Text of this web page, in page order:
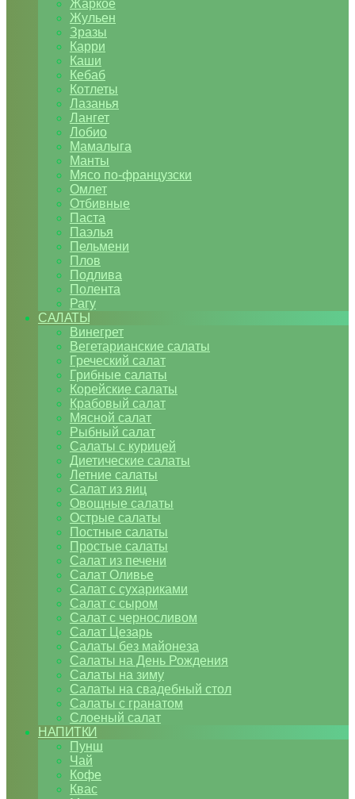
Жаркое
Жульен
Зразы
Карри
Каши
Кебаб
Котлеты
Лазанья
Лангет
Лобио
Мамалыга
Манты
Мясо по-французски
Омлет
Отбивные
Паста
Паэлья
Пельмени
Плов
Подлива
Полента
Рагу
САЛАТЫ
Винегрет
Вегетарианские салаты
Греческий салат
Грибные салаты
Корейские салаты
Крабовый салат
Мясной салат
Рыбный салат
Салаты с курицей
Диетические салаты
Летние салаты
Салат из яиц
Овощные салаты
Острые салаты
Постные салаты
Простые салаты
Салат из печени
Салат Оливье
Салат с сухариками
Салат с сыром
Салат с черносливом
Салат Цезарь
Салаты без майонеза
Салаты на День Рождения
Салаты на зиму
Салаты на свадебный стол
Салаты с гранатом
Слоеный салат
НАПИТКИ
Пунш
Чай
Кофе
Квас